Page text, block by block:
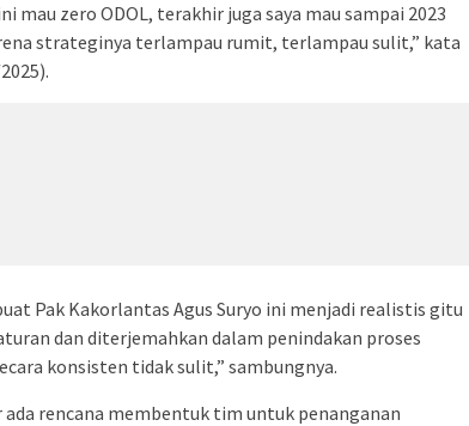
mau zero ODOL, terakhir juga saya mau sampai 2023
strateginya terlampau rumit, terlampau sulit,” kata
Pak Kakorlantas Agus Suryo ini menjadi realistis gitu
dan diterjemahkan dalam penindakan proses
konsisten tidak sulit,” sambungnya.
rencana membentuk tim untuk penanganan